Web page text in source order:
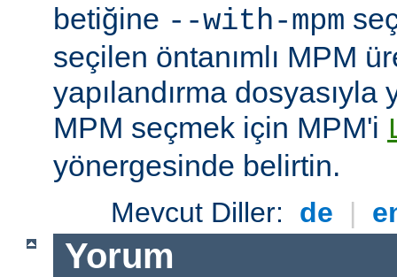
betiğine --with-mpm
seçilen öntanımlı MPM
yapılandırma dosyasıyla
MPM seçmek için MPM'i
yönergesinde belirtin.
Mevcut Diller: de |
Yorum